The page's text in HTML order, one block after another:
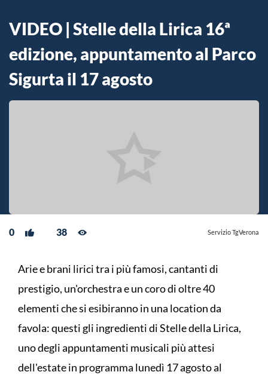
VIDEO | Stelle della Lirica 16ª
edizione, appuntamento al Parco
Sigurta il 17 agosto
0 38 Servizio TgVerona
Arie e brani lirici tra i più famosi, cantanti di
prestigio, un'orchestra e un coro di oltre 40
elementi che si esibiranno in una location da
favola: questi gli ingredienti di Stelle della Lirica,
uno degli appuntamenti musicali più attesi
dell'estate in programma lunedì 17 agosto al